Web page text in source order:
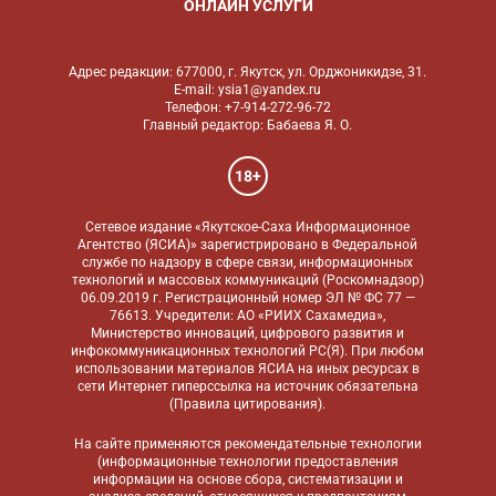
ОНЛАЙН УСЛУГИ
Адрес редакции: 677000, г. Якутск, ул. Орджоникидзе, 31.
E-mail: ysia1@yandex.ru
Телефон: +7-914-272-96-72
Главный редактор: Бабаева Я. О.
18+
Сетевое издание «Якутское-Саха Информационное
Агентство (ЯСИА)» зарегистрировано в Федеральной
службе по надзору в сфере связи, информационных
технологий и массовых коммуникаций (Роскомнадзор)
06.09.2019 г. Регистрационный номер ЭЛ № ФС 77 —
76613. Учредители: АО «РИИХ Сахамедиа»,
Министерство инноваций, цифрового развития и
инфокоммуникационных технологий РС(Я). При любом
использовании материалов ЯСИА на иных ресурсах в
сети Интернет гиперссылка на источник обязательна
(Правила цитирования).
На сайте применяются рекомендательные технологии
(информационные технологии предоставления
информации на основе сбора, систематизации и